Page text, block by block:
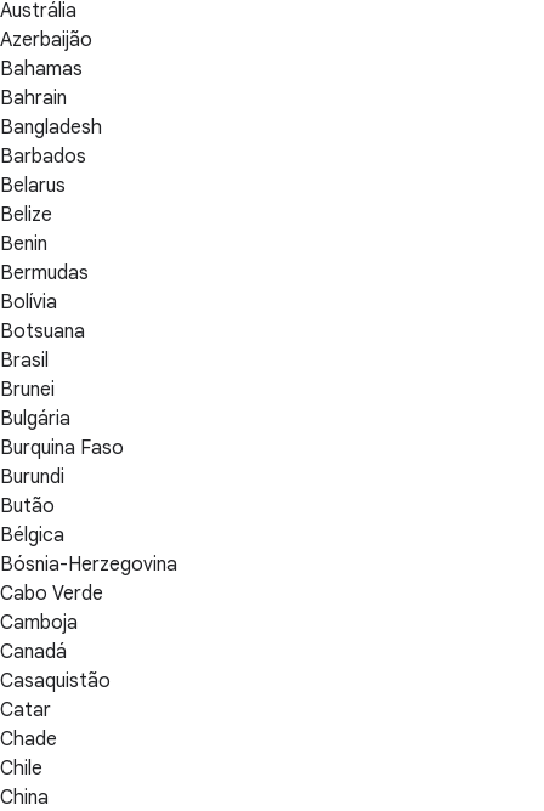
Austrália
Azerbaijão
Bahamas
Bahrain
Bangladesh
Barbados
Belarus
Belize
Benin
Bermudas
Bolívia
Botsuana
Brasil
Brunei
Bulgária
Burquina Faso
Burundi
Butão
Bélgica
Bósnia-Herzegovina
Cabo Verde
Camboja
Canadá
Casaquistão
Catar
Chade
Chile
China